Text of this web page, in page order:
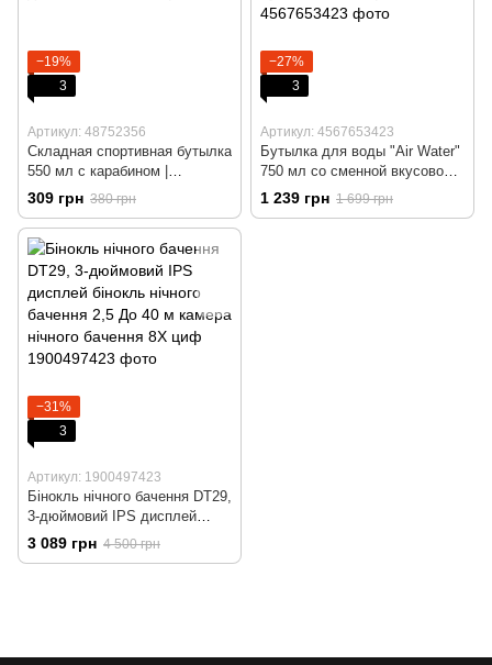
−19%
3
Артикул: 48752356
Складная спортивная бутылка
550 мл с карабином |
Ударопрочный BPA-free
силикон | от -50°C до 60°C
309 грн 380 грн
−27%
3
Артикул: 4567653423
Бутылка для воды "Air Water"
750 мл со сменной вкусовой
капсулой, для спортзала,
фитнеса, путешествий, офиса
1 239 грн 1 699 грн
−31%
3
Артикул: 1900497423
Бінокль нічного бачення DT29,
3-дюймовий IPS дисплей
бінокль нічного бачення 2,5
До 40 м камера нічного
3 089 грн 4 500 грн